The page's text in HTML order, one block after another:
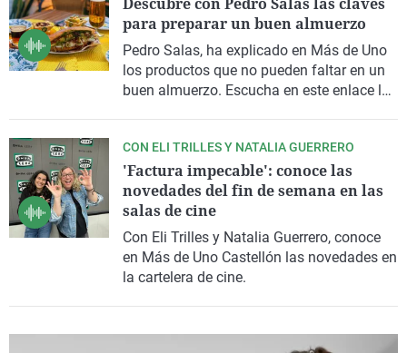
para preparar un buen almuerzo
Pedro Salas, ha explicado en Más de Uno
los productos que no pueden faltar en un
buen almuerzo. Escucha en este enlace las
CON ELI TRILLES Y NATALIA GUERRERO
'Factura impecable': conoce las
novedades del fin de semana en las
salas de cine
Con Eli Trilles y Natalia Guerrero, conoce
en Más de Uno Castellón las novedades en
la cartelera de cine.